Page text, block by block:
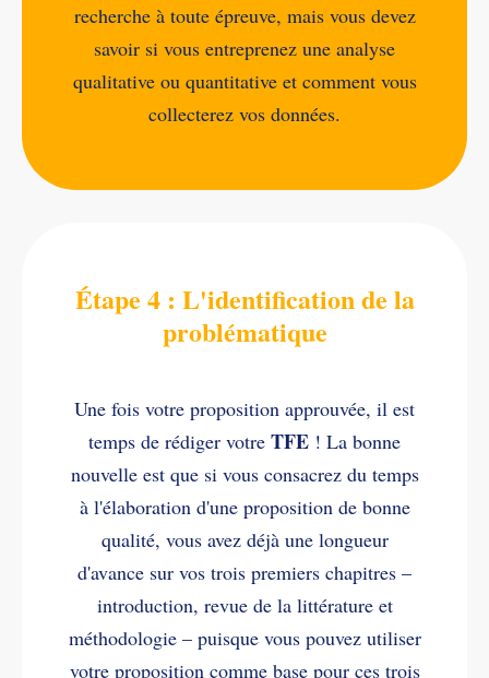
recherche à toute épreuve, mais vous devez
savoir si vous entreprenez une analyse
qualitative ou quantitative et comment vous
collecterez vos données.
Étape 4 : L'identification de la
problématique
Une fois votre proposition approuvée, il est
temps de rédiger votre TFE ! La bonne
nouvelle est que si vous consacrez du temps
à l'élaboration d'une proposition de bonne
qualité, vous avez déjà une longueur
d'avance sur vos trois premiers chapitres –
introduction, revue de la littérature et
méthodologie – puisque vous pouvez utiliser
votre proposition comme base pour ces trois